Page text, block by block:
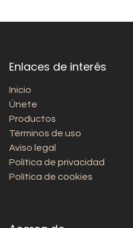
Enlaces de interés
Inicio
Únete
Productos
Términos de uso
Aviso legal
Política de privacidad
Política de cookies